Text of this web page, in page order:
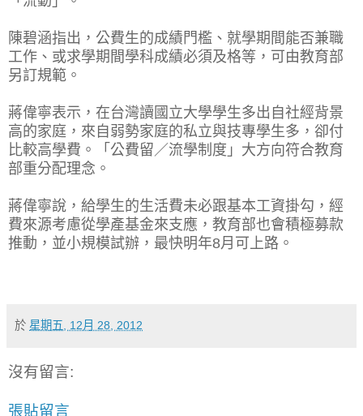
陳碧涵指出，公費生的成績門檻、就學期間能否兼職
工作、或求學期間學科成績必須及格等，可由教育部
另訂規範。
蔣偉寧表示，在台灣讀國立大學學生多出自社經背景
高的家庭，來自弱勢家庭的私立與技專學生多，卻付
比較高學費。「公費留／流學制度」大方向符合教育
部重分配理念。
蔣偉寧說，給學生的生活費未必跟基本工資掛勾，經
費來源考慮從學產基金來支應，教育部也會積極募款
推動，並小規模試辦，最快明年8月可上路。
於 星期五, 12月 28, 2012
沒有留言:
張貼留言